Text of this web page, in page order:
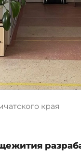
края